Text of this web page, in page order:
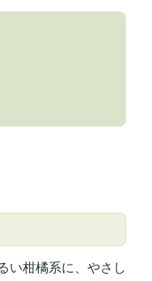
い柑橘系に、やさし